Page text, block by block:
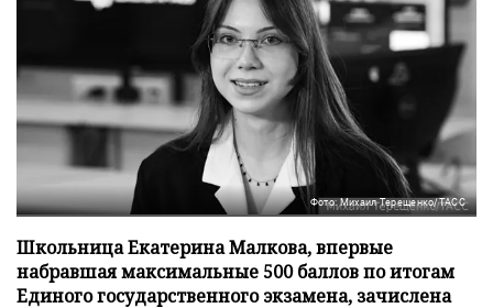
Фото: Михаил Терещенко/ТАСС
Школьница Екатерина Малкова, впервые
набравшая максимальные 500 баллов по итогам
Единого государственного экзамена, зачислена